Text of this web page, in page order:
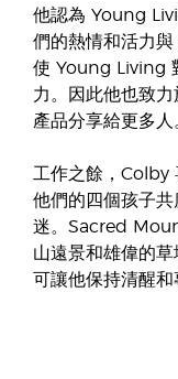
他認為 Young
們的熱情和活力
使 Young Living
力。因此他也致
產品分享給更多人
工作之餘，
他們的四個孩子
迷。Sacred
山遠景和雄偉的草
可讓他保持清醒和